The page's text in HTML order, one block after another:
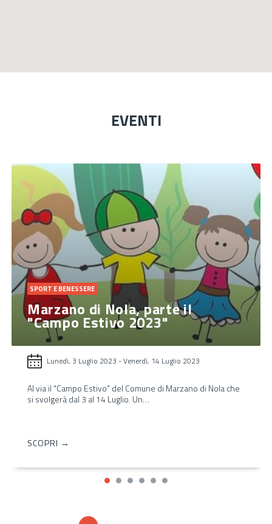
EVENTI
SPORT E BENESSERE
Marzano di Nola, parte il
"Campo Estivo 2023"
Lunedì, 3 Luglio 2023 -Venerdì, 14 Luglio 2023
Al via il "Campo Estivo" del Comune di Marzano di Nola che
si svolgerà dal 3 al 14 Luglio. Un…
SCOPRI →